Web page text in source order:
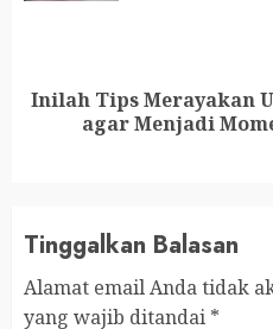
Next
Inilah Tips Merayakan
agar Menjadi
Tinggalkan Balasan
Alamat email Anda tidak
yang wajib ditandai *